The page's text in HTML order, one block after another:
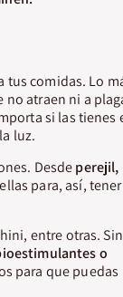
tus comidas. Lo
no atraen ni a
si las tienes
luz.
Desdeperejil,
para, así, tener
entre otras. Sin
o
para que puedas